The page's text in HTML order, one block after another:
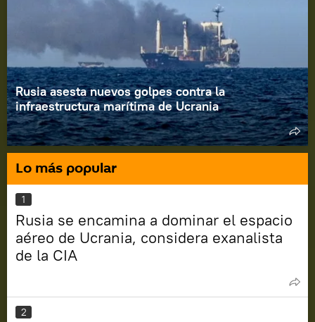
Rusia asesta nuevos golpes contra la
infraestructura marítima de Ucrania
Lo más popular
1
Rusia se encamina a dominar el espacio
aéreo de Ucrania, considera exanalista
de la CIA
2